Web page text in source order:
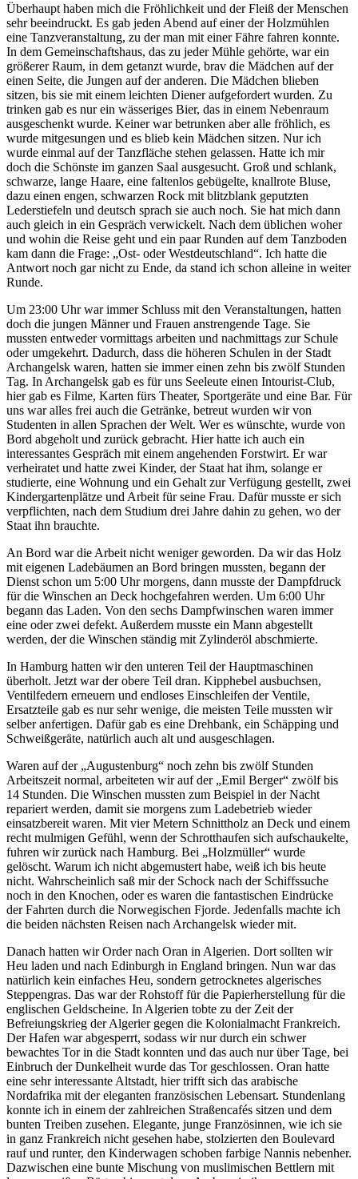
Überhaupt haben mich die Fröhlichkeit und der Fleiß der Menschen
sehr beeindruckt. Es gab jeden Abend auf einer der Holzmühlen
eine Tanzveranstaltung, zu der man mit einer Fähre fahren konnte.
In dem Gemeinschaftshaus, das zu jeder Mühle gehörte, war ein
größerer Raum, in dem getanzt wurde, brav die Mädchen auf der
einen Seite, die Jungen auf der anderen. Die Mädchen blieben
sitzen, bis sie mit einem leichten Diener aufgefordert wurden. Zu
trinken gab es nur ein wässeriges Bier, das in einem Nebenraum
ausgeschenkt wurde. Keiner war betrunken aber alle fröhlich, es
wurde mitgesungen und es blieb kein Mädchen sitzen. Nur ich
wurde einmal auf der Tanzfläche stehen gelassen. Hatte ich mir
doch die Schönste im ganzen Saal ausgesucht. Groß und schlank,
schwarze, lange Haare, eine faltenlos gebügelte, knallrote Bluse,
dazu einen engen, schwarzen Rock mit blitzblank geputzten
Lederstiefeln und deutsch sprach sie auch noch. Sie hat mich dann
auch gleich in ein Gespräch verwickelt. Nach dem üblichen woher
und wohin die Reise geht und ein paar Runden auf dem Tanzboden
kam dann die Frage:
Ost- oder Westdeutschland . Ich hatte die
Antwort noch gar nicht zu Ende, da stand ich schon alleine in weiter
Runde.
Um 23:00 Uhr war immer Schluss mit den Veranstaltungen, hatten
doch die jungen Männer und Frauen anstrengende Tage. Sie
mussten entweder vormittags arbeiten und nachmittags zur Schule
oder umgekehrt. Dadurch, dass die höheren Schulen in der Stadt
Archangelsk waren, hatten sie immer einen zehn bis zwölf Stunden
Tag. In Archangelsk gab es für uns Seeleute einen Intourist-Club,
hier gab es Filme, Karten fürs Theater, Sportgeräte und eine Bar. Für
uns war alles frei auch die Getränke, betreut wurden wir von
Studenten in allen Sprachen der Welt. Wer es wünschte, wurde von
Bord abgeholt und zurück gebracht. Hier hatte ich auch ein
interessantes Gespräch mit einem angehenden Forstwirt. Er war
verheiratet und hatte zwei Kinder, der Staat hat ihm, solange er
studierte, eine Wohnung und ein Gehalt zur Verfügung gestellt, zwei
Kindergartenplätze und Arbeit für seine Frau. Dafür musste er sich
verpflichten, nach dem Studium drei Jahre dahin zu gehen, wo der
Staat ihn brauchte.
An Bord war die Arbeit nicht weniger geworden. Da wir das Holz
mit eigenen Ladebäumen an Bord bringen mussten, begann der
Dienst schon um 5:00 Uhr morgens, dann musste der Dampfdruck
für die Winschen an Deck hochgefahren werden. Um 6:00 Uhr
begann das Laden. Von den sechs Dampfwinschen waren immer
eine oder zwei defekt. Außerdem musste ein Mann abgestellt
werden, der die Winschen ständig mit Zylinderöl abschmierte.
In Hamburg hatten wir den unteren Teil der Hauptmaschinen
überholt. Jetzt war der obere Teil dran. Kipphebel ausbuchsen,
Ventilfedern erneuern und endloses Einschleifen der Ventile,
Ersatzteile gab es nur sehr wenige, die meisten Teile mussten wir
selber anfertigen. Dafür gab es eine Drehbank, ein Schäpping und
Schweißgeräte, natürlich auch alt und ausgeschlagen.
Waren auf der
Augustenburg
noch zehn bis zwölf Stunden
Arbeitszeit normal, arbeiteten wir auf der Emil Berger
zwölf bis
14 Stunden. Die Winschen mussten zum Beispiel in der Nacht
repariert werden, damit sie morgens zum Ladebetrieb wieder
einsatzbereit waren. Mit vier Metern Schnittholz an Deck und einem
recht mulmigen Gefühl, wenn der Schrotthaufen sich aufschaukelte,
fuhren wir zurück nach Hamburg. Bei
Holzmüller
wurde
gelöscht. Warum ich nicht abgemustert habe, weiß ich bis heute
nicht. Wahrscheinlich saß mir der Schock nach der Schiffssuche
noch in den Knochen, oder es waren die fantastischen Eindrücke
der Fahrten durch die Norwegischen Fjorde. Jedenfalls machte ich
die beiden nächsten Reisen nach Archangelsk wieder mit.
Danach hatten wir Order nach Oran in Algerien. Dort sollten wir
Heu laden und nach Edinburgh in England bringen. Nun war das
natürlich kein einfaches Heu, sondern getrocknetes algerisches
Steppengras. Das war der Rohstoff für die Papierherstellung für die
englischen Geldscheine. In Algerien tobte zu der Zeit der
Befreiungskrieg der Algerier gegen die Kolonialmacht Frankreich.
Der Hafen war abgesperrt, sodass wir nur durch ein schwer
bewachtes Tor in die Stadt konnten und das auch nur über Tage, bei
Einbruch der Dunkelheit wurde das Tor geschlossen. Oran hatte
eine sehr interessante Altstadt, hier trifft sich das arabische
Nordafrika mit der eleganten französischen Lebensart. Stundenlang
konnte ich in einem der zahlreichen Straßencafés sitzen und dem
bunten Treiben zusehen. Elegante, junge Französinnen, wie ich sie
in ganz Frankreich nicht gesehen habe, stolzierten den Boulevard
rauf und runter, den Kinderwagen schoben farbige Nannis nebenher.
Dazwischen eine bunte Mischung von muslimischen Bettlern mit